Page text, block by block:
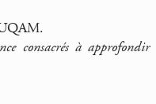
consacrés à